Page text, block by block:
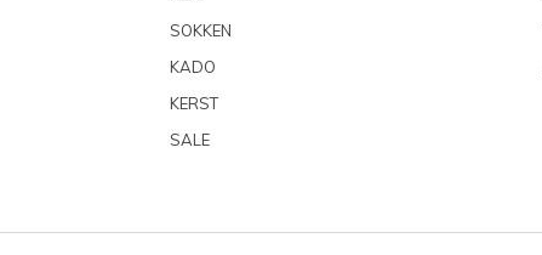
SOKKEN
KADO
KERST
SALE